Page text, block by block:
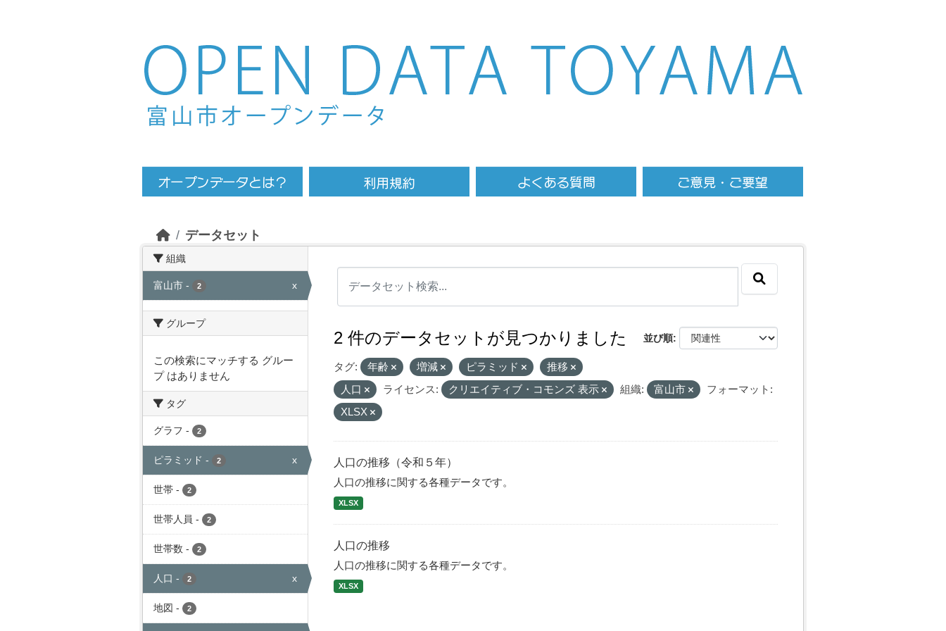
Skip to main content
データセット
組織
富山市 - 2 x
グループ
この検索にマッチする グルー
プ はありません
タグ
グラフ - 2
ピラミッド - 2 x
世帯 - 2
世帯人員 - 2
世帯数 - 2
人口 - 2 x
地図 - 2
並び順
2 件のデータセットが見つかりました
タグ: 年齢 増減 ピラミッド
推移
人口
ライセンス: クリエイティブ・コモンズ 表示 組織: 富山市
フォーマット:
XLSX
人口の推移（令和５年）
人口の推移に関する各種データです。
XLSX
人口の推移
人口の推移に関する各種データです。
XLSX